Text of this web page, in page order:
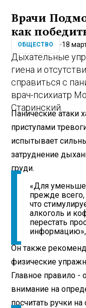
Врачи
как
ОБЩЕСТВО 18
Дыхательные
гиена и
справиться с
врач-психиатр
Старинский.
Панические атаки
приступами
испытывает
затруднение
груди.
«Для
прежде всего,
что
алкоголь и
перестать
информацию»,
Он также
физические
Главное правило -
внимание на
посчитать ручки